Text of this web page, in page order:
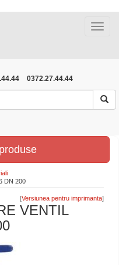
Toggle
0372.27.44.44
DN 200
[ ]
VENTIL